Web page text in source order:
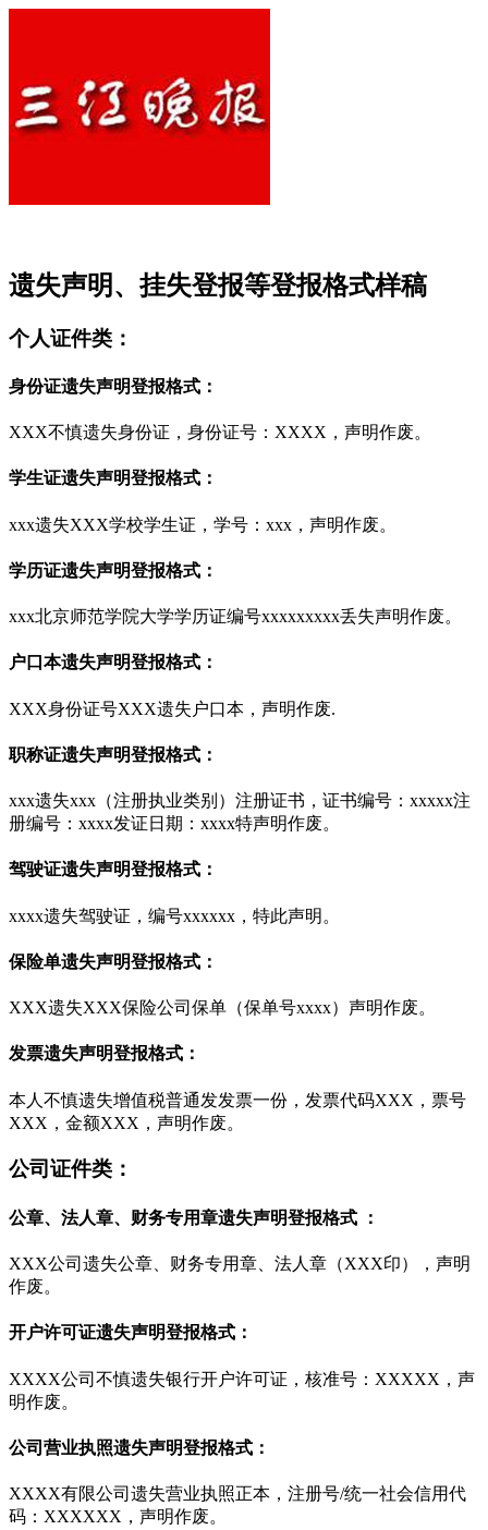
遗失声明、挂失登报等登报格式样稿
个人证件类：
身份证遗失声明登报格式：
XXX不慎遗失身份证，身份证号：XXXX，声明作废。
学生证遗失声明登报格式：
xxx遗失XXX学校学生证，学号：xxx，声明作废。
学历证遗失声明登报格式：
xxx北京师范学院大学学历证编号xxxxxxxxx丢失声明作废。
户口本遗失声明登报格式：
XXX身份证号XXX遗失户口本，声明作废.
职称证遗失声明登报格式：
xxx遗失xxx（注册执业类别）注册证书，证书编号：xxxxx注
册编号：xxxx发证日期：xxxx特声明作废。
驾驶证遗失声明登报格式：
xxxx遗失驾驶证，编号xxxxxx，特此声明。
保险单遗失声明登报格式：
XXX遗失XXX保险公司保单（保单号xxxx）声明作废。
发票遗失声明登报格式：
本人不慎遗失增值税普通发发票一份，发票代码XXX，票号
XXX，金额XXX，声明作废。
公司证件类：
公章、法人章、财务专用章遗失声明登报格式 ：
XXX公司遗失公章、财务专用章、法人章（XXX印），声明
作废。
开户许可证遗失声明登报格式：
XXXX公司不慎遗失银行开户许可证，核准号：XXXXX，声
明作废。
公司营业执照遗失声明登报格式：
XXXX有限公司遗失营业执照正本，注册号/统一社会信用代
码：XXXXXX，声明作废。